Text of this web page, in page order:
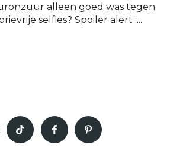
alleen goed was tegen
selfies? Spoiler alert :...